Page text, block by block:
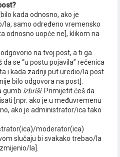
kada odnosno, ako je
samo određeno vremensko
odnosno uopće ne], klikom na
na tvoj post, a ti ga
se “u postu pojavila” rečenica
i kada zadnji put uredio/la post
bilo odgovora na post].
gumb izbriši. Primijetit ćeš da
[npr. ako je u međuvremenu
ako je administrator/ica tako
moderator(ica)
slučaju bi svakako trebao/la
la].